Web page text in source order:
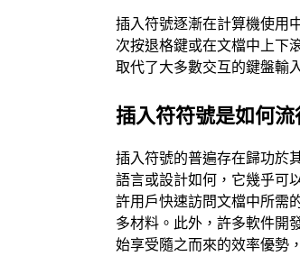
插入符號逐漸在計算機使用
次按退格鍵或在文檔中上下
取代了大多數交互的鍵盤輸
插入符符號是如何流
插入符號的普遍存在歸功於
語言或設計如何，它幾乎可
許用戶快速訪問文檔中所需
多材料。此外，許多軟件開
始享受隨之而來的效率優勢